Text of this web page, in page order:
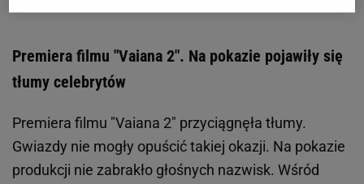
Premiera filmu "Vaiana 2". Na pokazie pojawiły się
tłumy celebrytów
Premiera filmu "Vaiana 2" przyciągnęła tłumy.
Gwiazdy nie mogły opuścić takiej okazji. Na pokazie
produkcji nie zabrakło głośnych nazwisk. Wśród